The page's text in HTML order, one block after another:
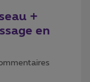
+
en